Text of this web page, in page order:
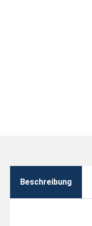
Beschreibung